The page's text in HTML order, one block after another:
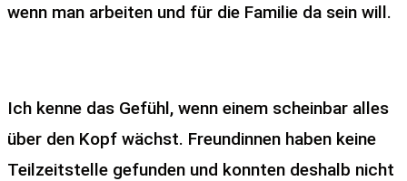
wenn man arbeiten und für die Familie da sein will.
Ich kenne das Gefühl, wenn einem scheinbar alles
über den Kopf wächst. Freundinnen haben keine
Teilzeitstelle gefunden und konnten deshalb nicht